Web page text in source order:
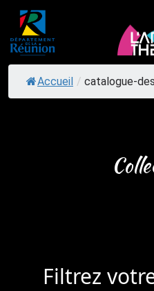
Skip
content
Accueil / catalogue-
Filtrez